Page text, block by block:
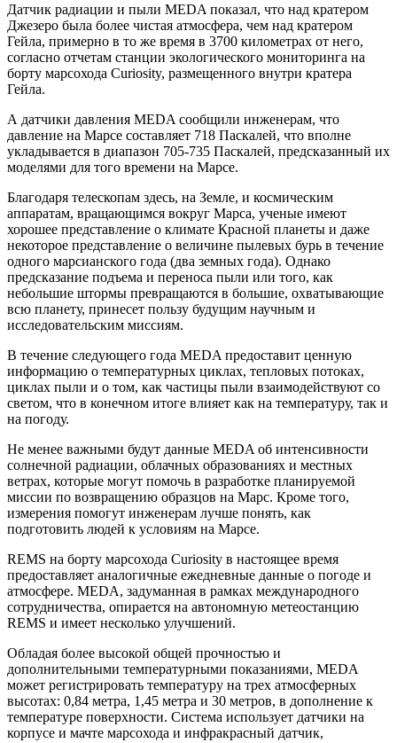
Датчик радиации и пыли MEDA показал, что над кратером
Джезеро была более чистая атмосфера, чем над кратером
Гейла, примерно в то же время в 3700 километрах от него,
согласно отчетам станции экологического мониторинга на
борту марсохода Curiosity, размещенного внутри кратера
Гейла.
А датчики давления MEDA сообщили инженерам, что
давление на Марсе составляет 718 Паскалей, что вполне
укладывается в диапазон 705-735 Паскалей, предсказанный их
моделями для того времени на Марсе.
Благодаря телескопам здесь, на Земле, и космическим
аппаратам, вращающимся вокруг Марса, ученые имеют
хорошее представление о климате Красной планеты и даже
некоторое представление о величине пылевых бурь в течение
одного марсианского года (два земных года). Однако
предсказание подъема и переноса пыли или того, как
небольшие штормы превращаются в большие, охватывающие
всю планету, принесет пользу будущим научным и
исследовательским миссиям.
В течение следующего года MEDA предоставит ценную
информацию о температурных циклах, тепловых потоках,
циклах пыли и о том, как частицы пыли взаимодействуют со
светом, что в конечном итоге влияет как на температуру, так и
на погоду.
Не менее важными будут данные MEDA об интенсивности
солнечной радиации, облачных образованиях и местных
ветрах, которые могут помочь в разработке планируемой
миссии по возвращению образцов на Марс. Кроме того,
измерения помогут инженерам лучше понять, как
подготовить людей к условиям на Марсе.
REMS на борту марсохода Curiosity в настоящее время
предоставляет аналогичные ежедневные данные о погоде и
атмосфере. MEDA, задуманная в рамках международного
сотрудничества, опирается на автономную метеостанцию
REMS и имеет несколько улучшений.
Обладая более высокой общей прочностью и
дополнительными температурными показаниями, MEDA
может регистрировать температуру на трех атмосферных
высотах: 0,84 метра, 1,45 метра и 30 метров, в дополнение к
температуре поверхности. Система использует датчики на
корпусе и мачте марсохода и инфракрасный датчик,